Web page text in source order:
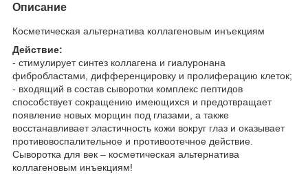
Описание
Косметическая альтернатива коллагеновым инъекциям
Действие:
- стимулирует синтез коллагена и гиалуронана
фибробластами, дифференцировку и пролиферацию клеток;
- входящий в состав сыворотки комплекс пептидов
способствует сокращению имеющихся и предотвращает
появление новых морщин под глазами, а также
восстанавливает эластичность кожи вокруг глаз и оказывает
противовоспалительное и противоотечное действие.
Сыворотка для век – косметическая альтернатива
коллагеновым инъекциям!